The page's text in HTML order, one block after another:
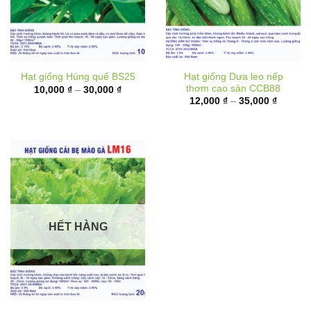
Hạt giống Húng quế BS25
10,000₫ – 30,000₫
giá:
từ
Hạt giống Dưa leo nếp
12,000₫ – 35,000₫Khoảng
giá:
từ
HẾT HÀNG
Hạt giống Cải bẹ mào gà